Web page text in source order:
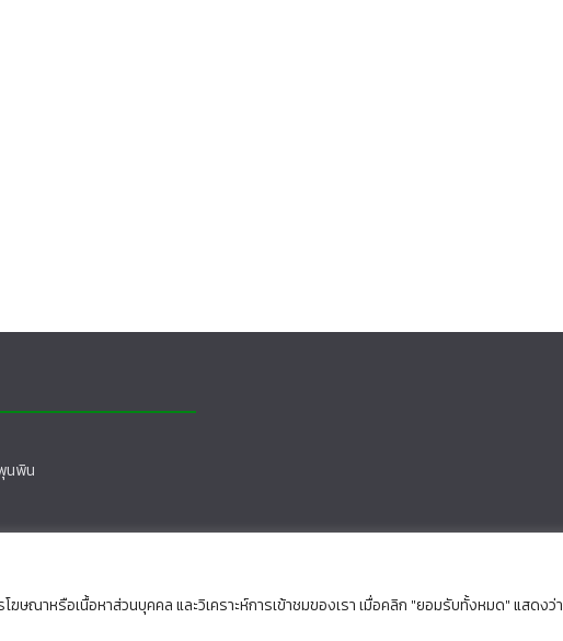
ษณาหรือเนื้อหาส่วนบุคคล และวิเคราะห์การเข้าชมของเรา เมื่อคลิก "ยอมรับทั้งหมด" แสดงว่า
นพิน
reserved.